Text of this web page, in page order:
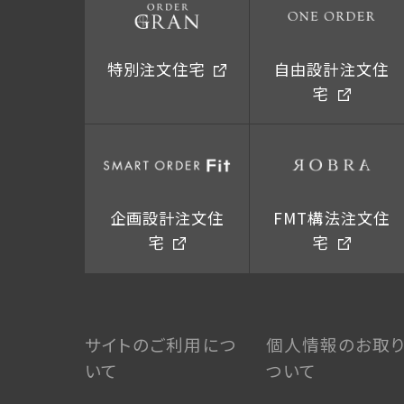
特別注文住宅
自由設計注文住
宅
企画設計注文住
宅
FMT構法注文住
宅
サイトのご利用につ
いて
個人情報のお取
ついて